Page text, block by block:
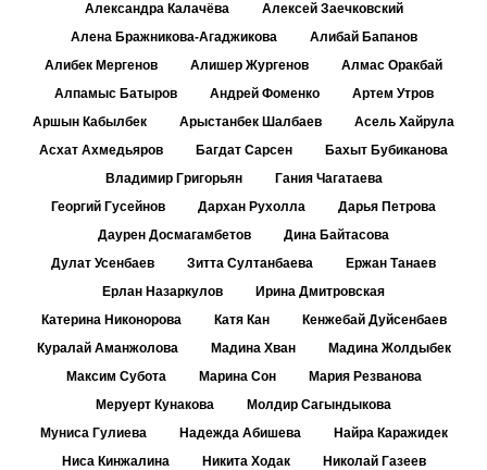
Александра Калачёва
Алексей Заечковский
Алена Бражникова-Агаджикова
Алибай Бапанов
Алибек Мергенов
Алишер Жургенов
Алмас Оракбай
Алпамыс Батыров
Андрей Фоменко
Артем Утров
Аршын Кабылбек
Арыстанбек Шалбаев
Асель Хайрула
Асхат Ахмедьяров
Багдат Сарсен
Бахыт Бубиканова
Владимир Григорьян
Гания Чагатаева
Георгий Гусейнов
Дархан Рухолла
Дарья Петрова
Даурен Досмагамбетов
Дина Байтасова
Дулат Усенбаев
Зитта Султанбаева
Ержан Танаев
Ерлан Назаркулов
Ирина Дмитровская
Катерина Никонорова
Катя Кан
Кенжебай Дуйсенбаев
Куралай Аманжолова
Мадина Хван
Мадина Жолдыбек
Максим Субота
Марина Сон
Мария Резванова
Меруерт Кунакова
Молдир Сагындыкова
Муниса Гулиева
Надежда Абишева
Найра Каражидек
Ниса Кинжалина
Никита Ходак
Николай Газеев